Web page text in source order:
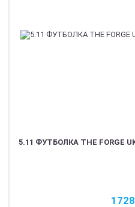
5.11 ФУТБОЛКА THE FORGE